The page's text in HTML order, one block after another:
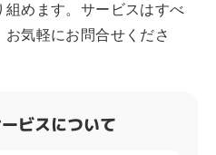
めます。サービスはすべ
気軽にお問合せくださ
ビスについて